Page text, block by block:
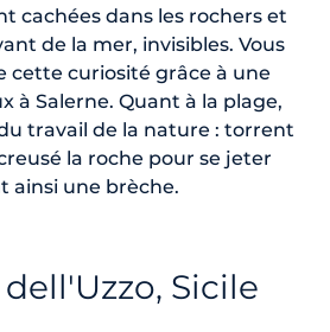
cachées dans les rochers et
de la mer, invisibles. Vous
cette curiosité grâce à une
à Salerne. Quant à la plage,
travail de la nature : torrent
la roche pour se jeter
ainsi une brèche.
Sicile